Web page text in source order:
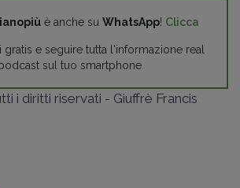
è anche su WhatsApp! Clicca
gratis e seguire tutta l'informazione real
sul tuo smartphone.
i diritti riservati - Giuffrè Francis